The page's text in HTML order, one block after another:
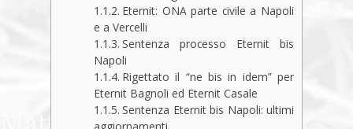
Eternit: ONA parte civile a Napoli
e a Vercelli
Sentenza processo Eternit bis
Napoli
Rigettato il “ne bis in idem” per
Eternit Bagnoli ed Eternit Casale
Sentenza Eternit bis Napoli: ultimi